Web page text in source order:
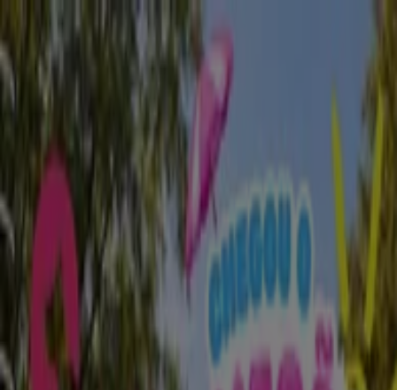
Está aqui:
Guimarães
Em Destaque Supermercados
Decoração
Informática e Eletrónica NatalBrinquedos e
Crianças
Roupa, Sapatos e Acessórios
Farmácias e
Saúde
Bricolage, Jardim e Construção
Cosmética
e Beleza
Carros, Motos e Peças Livrarias, Papelaria e
Hobbies
Restaurantes
Bancos e
Serviços
Casamentos